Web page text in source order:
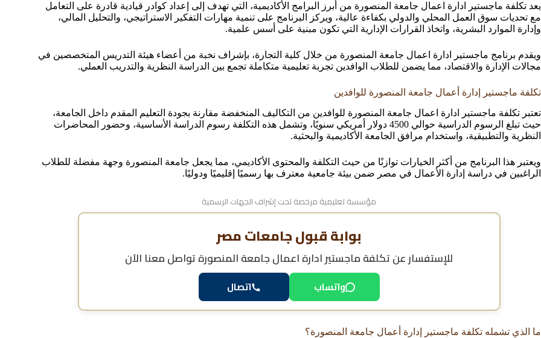
يعد تكلفة ماجستير ادارة اعمال جامعة المنصورة من أبرز البرامج الأكاديمية، التي تهدف إلى إعداد كوادر قيادية قادرة على التعامل
مع تحديات سوق العمل المحلي والدولي بكفاءة عالية، ويركز البرنامج على تنمية مهارات التفكير الاستراتيجي، والتحليل المالي،
وإدارة الموارد البشرية، واتخاذ القرارات الإدارية التي تكون مبنية على أسس علمية.
ويقدم برنامج ماجستير ادارة اعمال جامعة المنصورة من خلال كلية التجارة، بإشراف نخبة من أعضاء هيئة التدريس المتخصصين في
مجالات الإدارة والاقتصاد، مما يضمن للطلاب الوافدين تجربة تعليمية متكاملة تجمع بين الدراسة النظرية والتدريب العملي.
تكلفة ماجستير إدارة أعمال جامعة المنصورة للوافدين
تعتبر تكلفة ماجستير ادارة اعمال جامعة المنصورة للوافدين من التكاليف المنخفضة مقارنة بجودة التعليم المقدم داخل الجامعة،
حيث تبلغ الرسوم الدراسية حوالي 4500 دولار أمريكي سنويًا، وتشمل هذه التكلفة رسوم الدراسة الأساسية، وحضور المحاضرات
النظرية والتطبيقية، واستخدام مرافق الجامعة الأكاديمية والبحثية.
ويعتبر هذا البرنامج من أكثر الخيارات توازنًا من حيث التكلفة والمحتوى الأكاديمي، مما يجعل جامعة المنصورة وجهة مفضلة للطلاب
الراغبين في دراسة إدارة الأعمال في مصر ضمن بيئة جامعية معترف بها رسميًا إقليميًا ودوليًا.
مؤسسة تعليمية مرخصة تحت إشراف الجهات الرسمية
بوابة قبول جامعات مصر
للإستفسار عنتكلفة ماجستير ادارة اعمال جامعة المنصورةتواصل معنا الآن
واتساب اتصال
ما الذي تشمله تكلفة ماجستير إدارة أعمال جامعة المنصورة؟